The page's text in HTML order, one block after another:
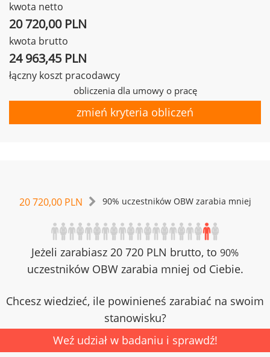
kwota netto
20 720,00 PLN
kwota brutto
24 963,45 PLN
łączny koszt pracodawcy
obliczenia dla umowy o pracę
zmień kryteria obliczeń
20 720,00 PLN 90% uczestników OBW zarabia mniej
Jeżeli zarabiasz 20 720 PLN brutto, to 90%
uczestników OBW zarabia mniej od Ciebie.
Chcesz wiedzieć, ile powinieneś zarabiać na swoim
stanowisku?
Weź udział w badaniu i sprawdź!